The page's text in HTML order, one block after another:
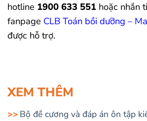
hotline 1900 633 551 hoặc nhắn
fanpage CLB Toán bồi dưỡng –
được hỗ trợ.
XEM THÊM
Bộ đề cương và đáp án ôn tập